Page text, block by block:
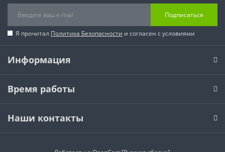
Подписаться
Я прочитал Политика Безопасности и согласен с условиями
Информация
Время работы
Наши контакты